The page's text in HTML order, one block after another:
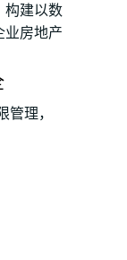
构建以数
业房地产
理，